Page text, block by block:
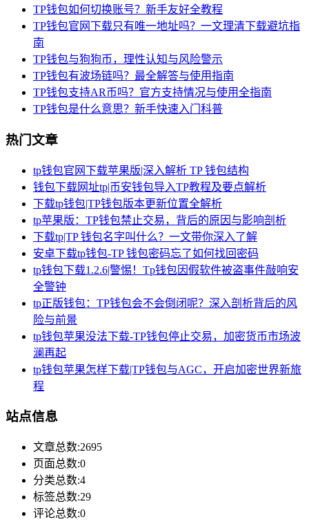
TP钱包如何切换账号？新手友好全教程
TP钱包官网下载只有唯一地址吗？一文理清下载避坑指
南
TP钱包与狗狗币，理性认知与风险警示
TP钱包有波场链吗？最全解答与使用指南
TP钱包支持AR币吗？官方支持情况与使用全指南
TP钱包是什么意思？新手快速入门科普
热门文章
tp钱包官网下载苹果版|深入解析 TP 钱包结构
钱包下载网址tp|币安钱包导入TP教程及要点解析
下载tp钱包|TP钱包版本更新位置全解析
tp苹果版：TP钱包禁止交易，背后的原因与影响剖析
下载tp|TP 钱包名字叫什么？一文带你深入了解
安卓下载tp钱包-TP 钱包密码忘了如何找回密码
tp钱包下载1.2.6|警惕！Tp钱包因假软件被盗事件敲响安
全警钟
tp正版钱包：TP钱包会不会倒闭呢？深入剖析背后的风
险与前景
tp钱包苹果没法下载-TP钱包停止交易，加密货币市场波
澜再起
tp钱包苹果怎样下载|TP钱包与AGC，开启加密世界新旅
程
站点信息
文章总数:2695
页面总数:0
分类总数:4
标签总数:29
评论总数:0